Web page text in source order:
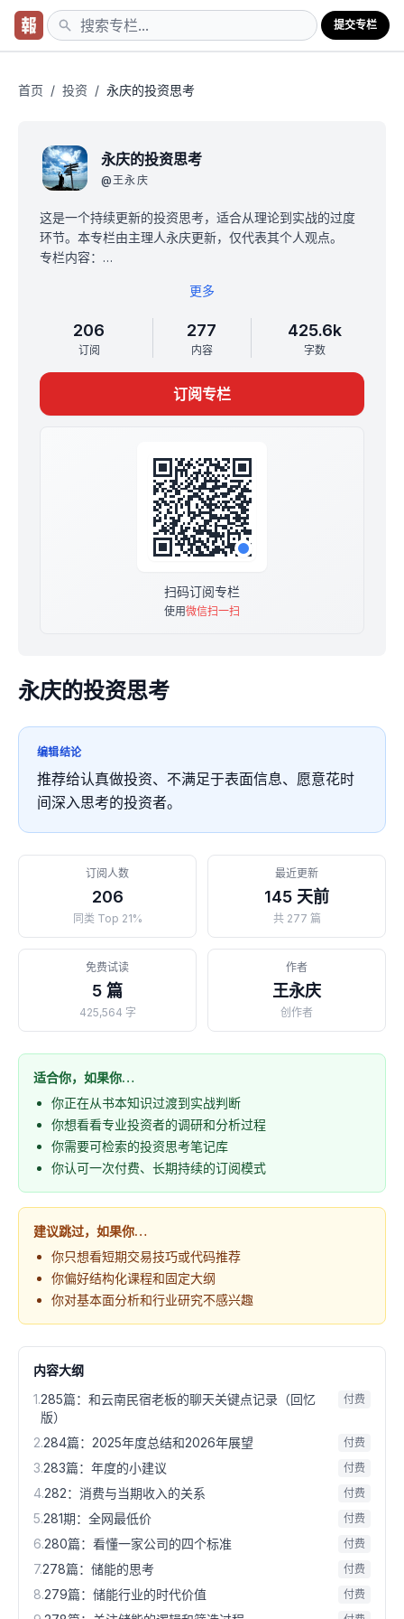
提交专栏
首页 / 投资 / 永庆的投资思考
永庆的投资思考
@王永庆
这是一个持续更新的投资思考，适合从理论到实战的过度
环节。本专栏由主理人永庆更新，仅代表其个人观点。
专栏内容：
（2）互联网、新消费、周期等行业和公司的研究、方法更
新、财报点评等
（3）上市公司的调研纪要、基金经理的沟通记录等学习笔
记
与实战派知识星球的区别是：本专栏一次付费、更多是永
庆的观点和想法，类似于学习笔记；知识星球的定位是跟
更多
206
订阅
277
内容
425.6k
字数
订阅专栏
扫码订阅专栏
使用微信扫一扫
永庆的投资思考
编辑结论
推荐给认真做投资、不满足于表面信息、愿意花时
间深入思考的投资者。
订阅人数
206
同类 Top 21%
最近更新
145 天前
共 277 篇
免费试读
5 篇
425,564 字
作者
王永庆
创作者
适合你，如果你…
你正在从书本知识过渡到实战判断
你想看看专业投资者的调研和分析过程
你需要可检索的投资思考笔记库
你认可一次付费、长期持续的订阅模式
建议跳过，如果你…
你只想看短期交易技巧或代码推荐
你偏好结构化课程和固定大纲
你对基本面分析和行业研究不感兴趣
内容大纲
1.285篇：和云南民宿老板的聊天关键点记录（回忆
版）
付费
2.284篇：2025年度总结和2026年展望 付费
3.283篇：年度的小建议 付费
4.282：消费与当期收入的关系 付费
5.281期：全网最低价 付费
6.280篇：看懂一家公司的四个标准 付费
7.278篇：储能的思考 付费
8.279篇：储能行业的时代价值 付费